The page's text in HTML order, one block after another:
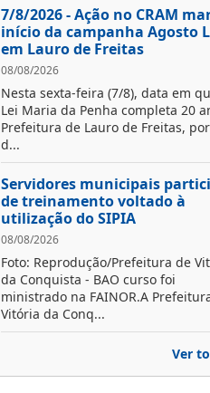
7/8/2026 - Ação no CRAM
início da campanha Agosto
em Lauro de Freitas
08/08/2026
Nesta sexta-feira (7/8), data em
Lei Maria da Penha completa 20
Prefeitura de Lauro de Freitas,
d...
Servidores municipais
de treinamento voltado à
utilização do SIPIA
08/08/2026
Foto: Reprodução/Prefeitura de
da Conquista - BAO curso foi
ministrado na FAINOR.A
Vitória da Conq...
Ver